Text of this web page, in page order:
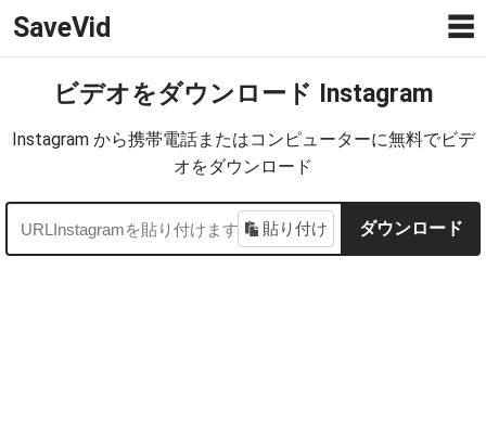
SaveVid ☰
ビデオをダウンロード Instagram
Instagram から携帯電話またはコンピューターに無料でビデ
オをダウンロード
貼り付け ダウンロード